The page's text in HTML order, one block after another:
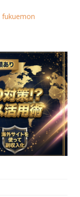
fukuemon